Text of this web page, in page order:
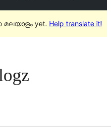
മലയാളം yet. Help translate it!